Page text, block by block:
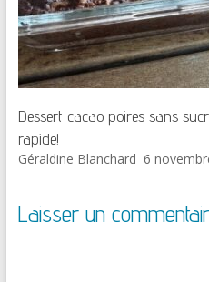
Dessert cacao poires sans
rapide!
Géraldine Blanchard 6
Laisser un